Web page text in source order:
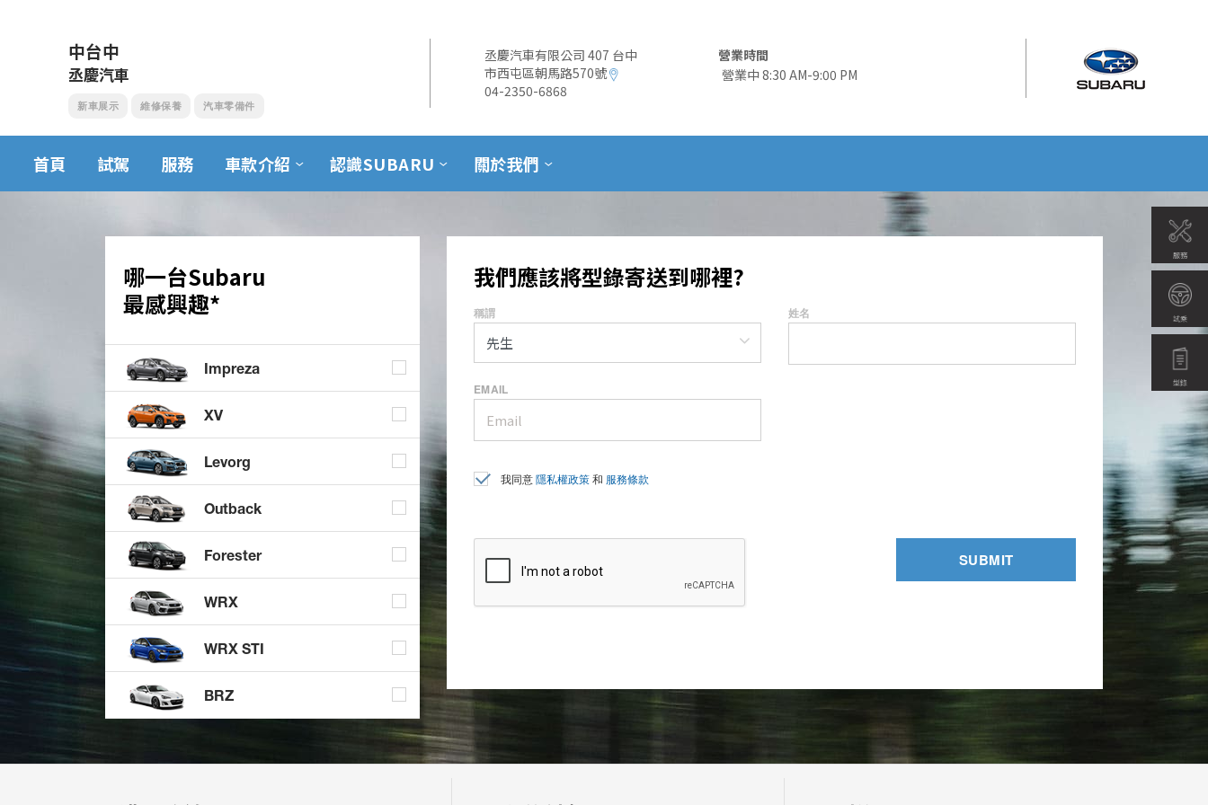
中台中
丞慶汽車
新車展示 維修保養 汽車零備件
丞慶汽車有限公司 407 台中
市西屯區朝馬路570號
04-2350-6868
營業時間
營業中 8:30 AM-9:00 PM
首頁 試駕 服務 車款介紹 認識SUBARU 關於我們
哪一台Subaru
最感興趣*
Impreza
XV
Levorg
Outback
Forester
WRX
WRX STI
BRZ
我們應該將型錄寄送到哪裡?
稱謂 姓名
EMAIL
我同意 隱私權政策 和 服務條款
SUBMIT
服務
試乘
型錄